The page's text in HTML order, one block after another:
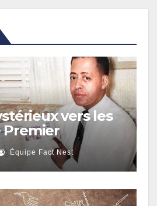
vers les
Premier
Extraterrestre
sur une Route
Équipe Fact Nest